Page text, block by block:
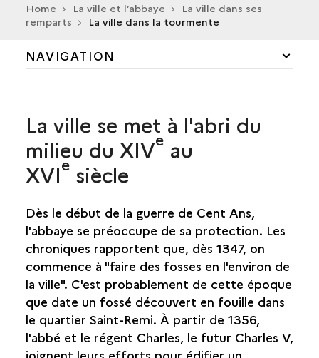
Home La ville et l’abbaye
La ville dans ses
remparts
La ville dans la tourmente
NAVIGATION
L'ENSEMBLE MONUMENTAL À L'ÉPOQUE
MODERNE (FIN DU XVIE SIÈCLE)
L'ÉGLISE SAINT-MARCEL
LE MAUSOLÉE DES VALOIS
LE MONUMENT FUNÉRAIRE D'UN COUPLE DE
LA VILLE « TRÈS CHRÉTIENNE »
La ville se met à l'abri du
milieu du XIVeau
XVIesiècle
Dès le début de la guerre de Cent Ans,
l'abbaye se préoccupe de sa protection. Les
chroniques rapportent que, dès 1347, on
commence à "faire des fosses en l'environ de
la ville". C'est probablement de cette époque
que date un fossé découvert en fouille dans
le quartier Saint-Remi. À partir de 1356,
l'abbé et le régent Charles, le futur Charles V,